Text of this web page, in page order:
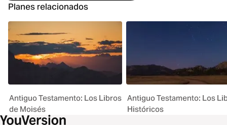
Planes relacionados
Antiguo Testamento: Los Libros
de Moisés
Antiguo Testamento: Los
Históricos